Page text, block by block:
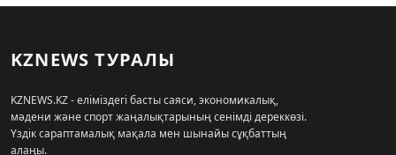
KZNEWS ТУРАЛЫ
KZNEWS.KZ - еліміздегі басты саяси, экономикалық,
мәдени және спорт жаңалықтарының сенімді дереккөзі.
Үздік сараптамалық мақала мен шынайы сұқбаттың
алаңы.